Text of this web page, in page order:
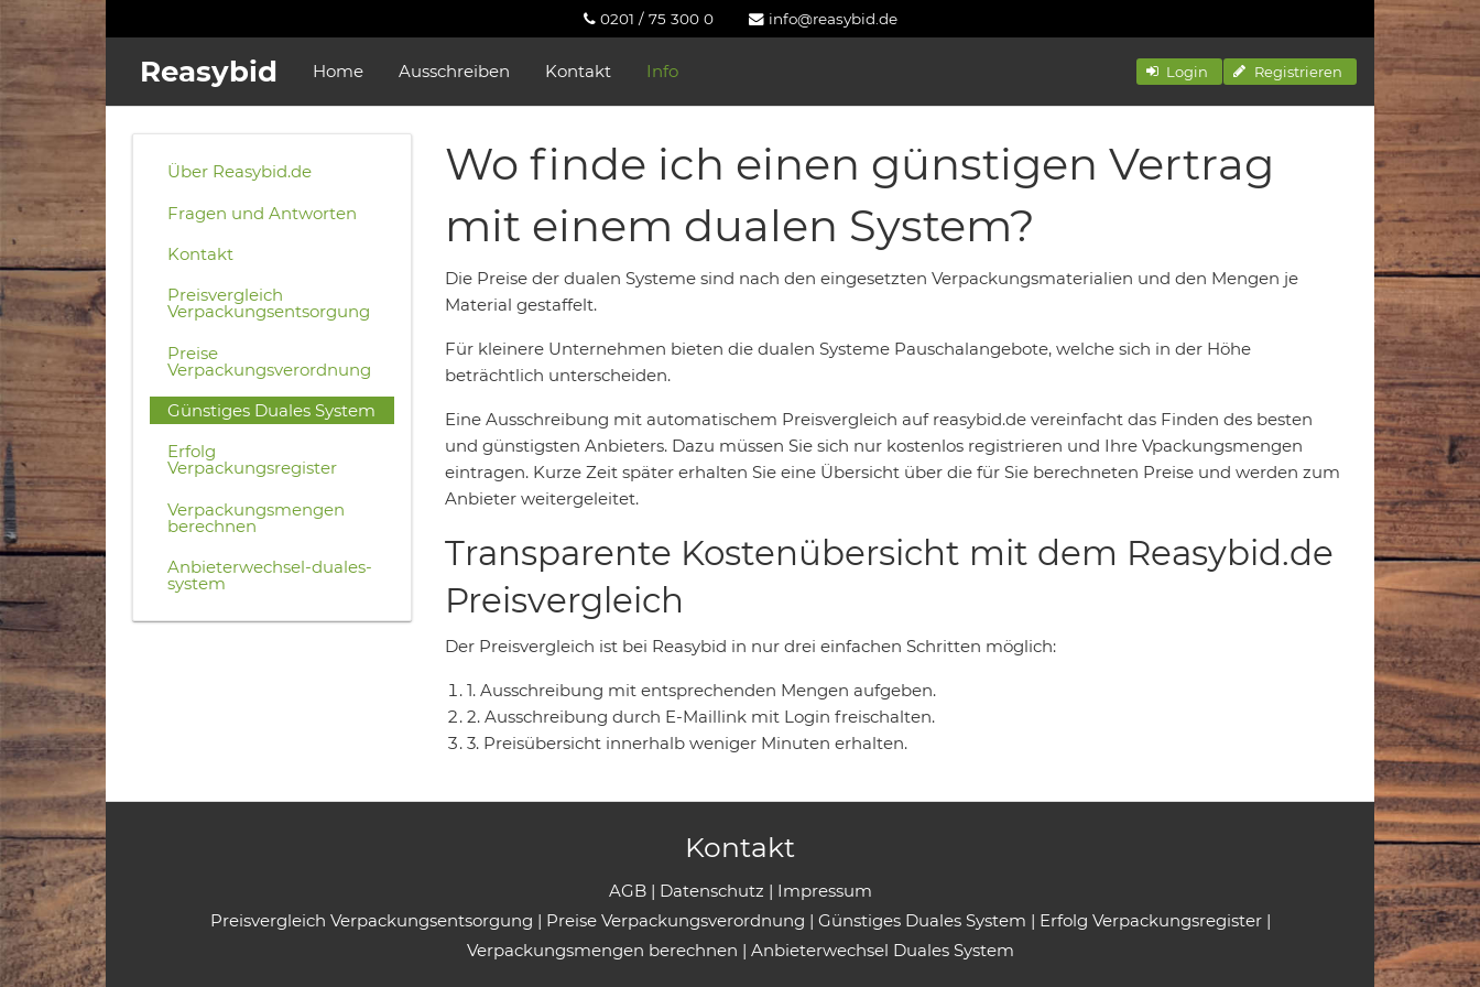
0201 / 75 300 0 info@reasybid.de
Reasybid Home Ausschreiben Kontakt Info Login Registrieren
Über Reasybid.de
Fragen und Antworten
Kontakt
Preisvergleich
Verpackungsentsorgung
Preise
Verpackungsverordnung
Günstiges Duales System
Erfolg
Verpackungsregister
Verpackungsmengen
berechnen
Anbieterwechsel-duales-
system
Wo finde ich einen günstigen Vertrag
mit einem dualen System?
Die Preise der dualen Systeme sind nach den eingesetzten Verpackungsmaterialien und den Mengen je
Material gestaffelt.
Für kleinere Unternehmen bieten die dualen Systeme Pauschalangebote, welche sich in der Höhe
beträchtlich unterscheiden.
Eine Ausschreibung mit automatischem Preisvergleich auf reasybid.de vereinfacht das Finden des besten
und günstigsten Anbieters. Dazu müssen Sie sich nur kostenlos registrieren und Ihre Vpackungsmengen
eintragen. Kurze Zeit später erhalten Sie eine Übersicht über die für Sie berechneten Preise und werden zum
Anbieter weitergeleitet.
Transparente Kostenübersicht mit dem Reasybid.de
Preisvergleich
Der Preisvergleich ist bei Reasybid in nur drei einfachen Schritten möglich:
1. Ausschreibung mit entsprechenden Mengen aufgeben.
2. Ausschreibung durch E-Maillink mit Login freischalten.
3. Preisübersicht innerhalb weniger Minuten erhalten.
Kontakt
AGB | Datenschutz | Impressum
Preisvergleich Verpackungsentsorgung | Preise Verpackungsverordnung | Günstiges Duales System | Erfolg Verpackungsregister |
Verpackungsmengen berechnen | Anbieterwechsel Duales System